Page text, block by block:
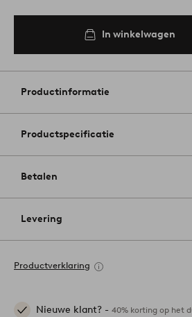
In winkelwagen
Productinformatie
Productspecificatie
Betalen
Levering
Productverklaring
Nieuwe klant? - 40% korting op het